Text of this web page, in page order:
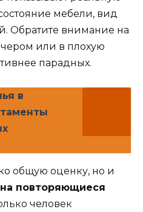
мебели, вид
Обратите внимание на
или в плохую
парадных.
в
общую оценку, но и
повторяющиеся
человек